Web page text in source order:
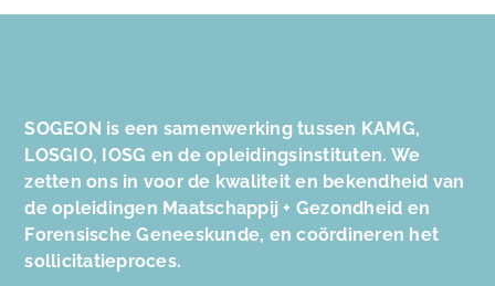
SOGEON is een samenwerking tussen KAMG,
LOSGIO, IOSG en de opleidingsinstituten. We
zetten ons in voor de kwaliteit en bekendheid van
de opleidingen Maatschappij + Gezondheid en
Forensische Geneeskunde, en coördineren het
sollicitatieproces.